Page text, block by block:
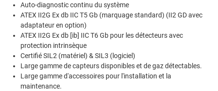
Auto-diagnostic continu du système
ATEX II2G Ex db IIC T5 Gb (marquage standard) (II2 GD avec
adaptateur en option)
ATEX II2G Ex db [ib] IIC T6 Gb pour les détecteurs avec
protection intrinsèque
Certifié SIL2 (matériel) & SIL3 (logiciel)
Large gamme de capteurs disponibles et de gaz détectables.
Large gamme d'accessoires pour l'installation et la
maintenance.